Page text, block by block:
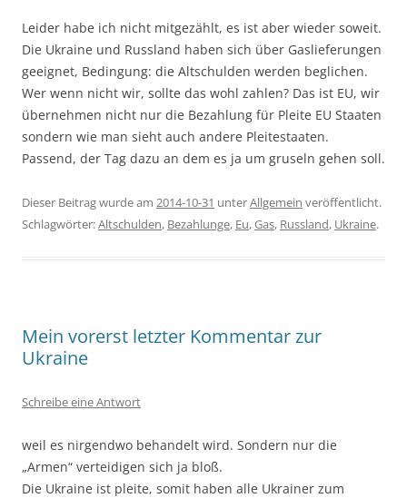
Leider habe ich nicht mitgezählt, es ist aber wieder soweit.
Die Ukraine und Russland haben sich über Gaslieferungen
geeignet, Bedingung: die Altschulden werden beglichen.
Wer wenn nicht wir, sollte das wohl zahlen? Das ist EU, wir
übernehmen nicht nur die Bezahlung für Pleite EU Staaten
sondern wie man sieht auch andere Pleitestaaten.
Passend, der Tag dazu an dem es ja um gruseln gehen soll.
Dieser Beitrag wurde am 2014-10-31 unterAllgemein veröffentlicht.
Schlagwörter:Altschulden, Bezahlunge, Eu,Gas, Russland, Ukraine.
Mein vorerst letzter Kommentar zur
Ukraine
Schreibe eine Antwort
weil es nirgendwo behandelt wird. Sondern nur die
„Armen“ verteidigen sich ja bloß.
Die Ukraine ist pleite, somit haben alle Ukrainer zum